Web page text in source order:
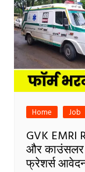
Home Job
GVK EMRI
और काउंसलर
फ्रेशर्स